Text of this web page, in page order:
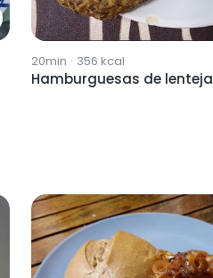
20min · 356 kcal
Hamburguesas de lenteja